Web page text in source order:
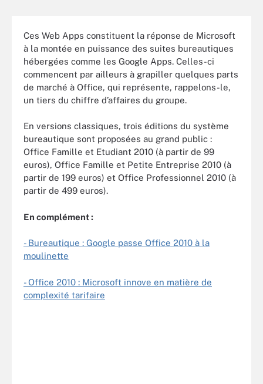
Ces Web Apps constituent la réponse de Microsoft
à la montée en puissance des suites bureautiques
hébergées comme les Google Apps. Celles-ci
commencent par ailleurs à grapiller quelques parts
de marché à Office, qui représente, rappelons-le,
un tiers du chiffre d’affaires du groupe.
En versions classiques, trois éditions du système
bureautique sont proposées au grand public :
Office Famille et Etudiant 2010 (à partir de 99
euros), Office Famille et Petite Entreprise 2010 (à
partir de 199 euros) et Office Professionnel 2010 (à
partir de 499 euros).
En complément :
- Bureautique : Google passe Office 2010 à la
moulinette
- Office 2010 : Microsoft innove en matière de
complexité tarifaire